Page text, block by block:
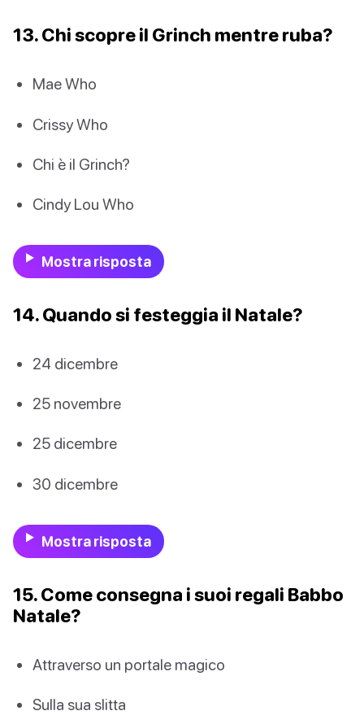
13. Chi scopre il Grinch mentre ruba?
Mae Who
Crissy Who
Chi è il Grinch?
Cindy Lou Who
Mostra risposta
14. Quando si festeggia il Natale?
24 dicembre
25 novembre
25 dicembre
30 dicembre
Mostra risposta
15. Come consegna i suoi regali Babbo
Natale?
Attraverso un portale magico
Sulla sua slitta